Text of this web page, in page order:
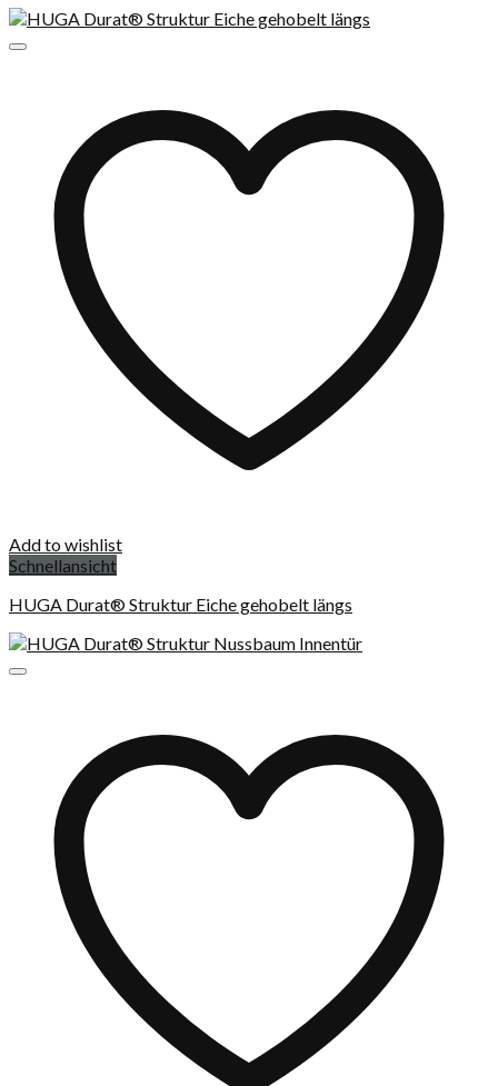
Add to wishlist
Schnellansicht
HUGA Durat® Struktur Eiche gehobelt längs